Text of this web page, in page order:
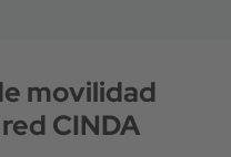
movilidad
CINDA